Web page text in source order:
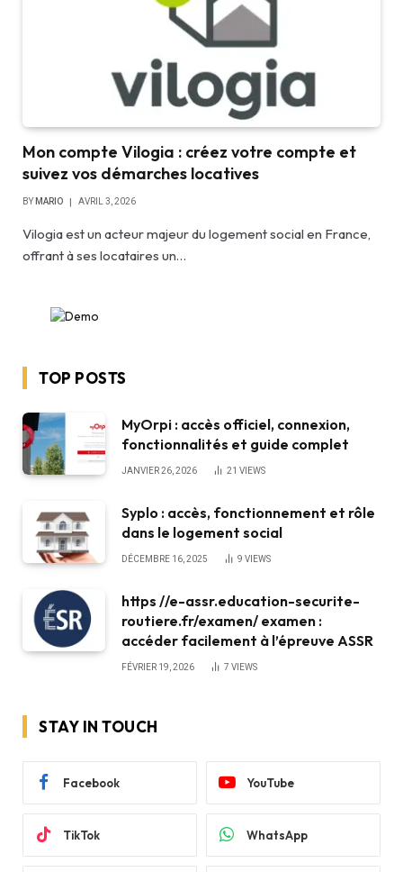
Mon compte Vilogia : créez votre compte et
suivez vos démarches locatives
BY MARIO AVRIL 3, 2026
Vilogia est un acteur majeur du logement social en France,
offrant à ses locataires un…
TOP POSTS
MyOrpi : accès officiel, connexion,
fonctionnalités et guide complet
JANVIER 26, 2026 21 VIEWS
Syplo : accès, fonctionnement et rôle
dans le logement social
DÉCEMBRE 16, 2025 9 VIEWS
https //e-assr.education-securite-
routiere.fr/examen/ examen :
accéder facilement à l’épreuve ASSR
FÉVRIER 19, 2026 7 VIEWS
STAY IN TOUCH
Facebook YouTube
TikTok WhatsApp